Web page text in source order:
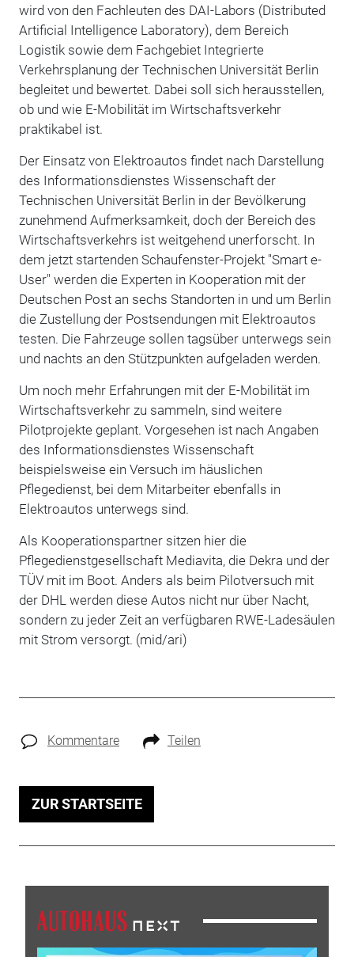
wird von den Fachleuten des DAI-Labors (Distributed
Artificial Intelligence Laboratory), dem Bereich
Logistik sowie dem Fachgebiet Integrierte
Verkehrsplanung der Technischen Universität Berlin
begleitet und bewertet. Dabei soll sich herausstellen,
ob und wie E-Mobilität im Wirtschaftsverkehr
praktikabel ist.
Der Einsatz von Elektroautos findet nach Darstellung
des Informationsdienstes Wissenschaft der
Technischen Universität Berlin in der Bevölkerung
zunehmend Aufmerksamkeit, doch der Bereich des
Wirtschaftsverkehrs ist weitgehend unerforscht. In
dem jetzt startenden Schaufenster-Projekt "Smart e-
User" werden die Experten in Kooperation mit der
Deutschen Post an sechs Standorten in und um Berlin
die Zustellung der Postsendungen mit Elektroautos
testen. Die Fahrzeuge sollen tagsüber unterwegs sein
und nachts an den Stützpunkten aufgeladen werden.
Um noch mehr Erfahrungen mit der E-Mobilität im
Wirtschaftsverkehr zu sammeln, sind weitere
Pilotprojekte geplant. Vorgesehen ist nach Angaben
des Informationsdienstes Wissenschaft
beispielsweise ein Versuch im häuslichen
Pflegedienst, bei dem Mitarbeiter ebenfalls in
Elektroautos unterwegs sind.
Als Kooperationspartner sitzen hier die
Pflegedienstgesellschaft Mediavita, die Dekra und der
TÜV mit im Boot. Anders als beim Pilotversuch mit
der DHL werden diese Autos nicht nur über Nacht,
sondern zu jeder Zeit an verfügbaren RWE-Ladesäulen
mit Strom versorgt. (mid/ari)
Kommentare Teilen
ZUR STARTSEITE